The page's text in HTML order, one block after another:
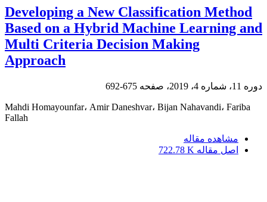
Developing a New Classification Method
Based on a Hybrid Machine Learning and
Multi Criteria Decision Making
Approach
دوره 11، شماره 4، 2019، صفحه 675-692
Mahdi Homayounfar، Amir Daneshvar، Bijan Nahavandi، Fariba
Fallah
مشاهده مقاله
اصل مقاله 722.78 K